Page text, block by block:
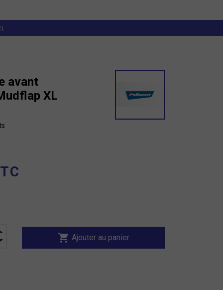
avant
XL
shopping_cart Ajouter au panier